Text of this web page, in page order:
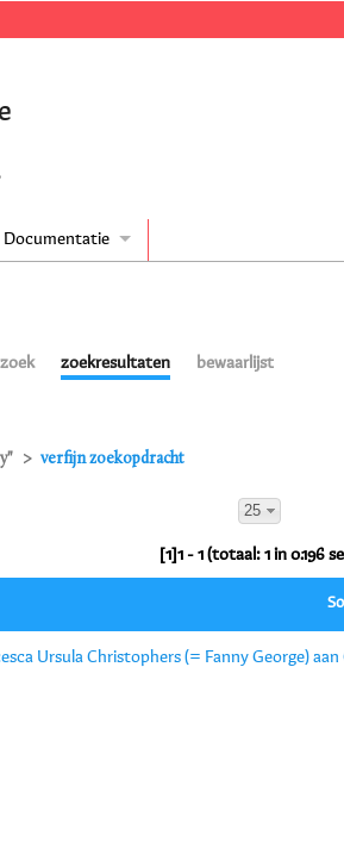
Documentatie
zoek zoekresultaten bewaarlijst
verfijn zoekopdracht
25
[1]1 - 1 (totaal: 1 in 0.196
Ursula Christophers (= Fanny George) aan